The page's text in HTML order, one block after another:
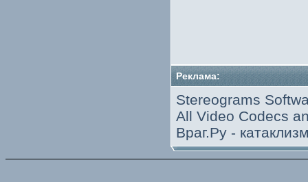
Реклама:
Stereograms
All Video Codecs
Враг.Ру -